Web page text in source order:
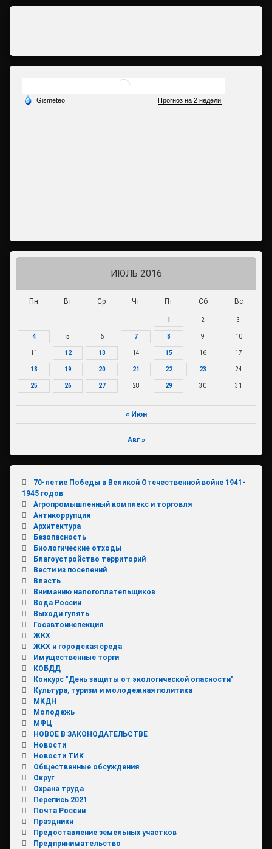
ИЮЛЬ 2016
Пн Вт Ср Чт Пт Сб Вс
1 2 3
4 5 6 7 8 9 10
11 12 13 14 15 16 17
18 19 20 21 22 23 24
25 26 27 28 29 30 31
« Июн
Авг »
70-летие Победы в Великой Отечественной войне 1941-
1945 годов
Агропромышленный комплекс и торговля
Антикоррупция
Архитектура
Безопасность
Биологические отходы
Благоустройство территорий
Вести из поселений
Власть
Вниманию налогоплательщиков
Вода России
Выходи гулять
Госавтоинспекция
ЖКХ
ЖКХ и городская среда
Имущественные торги
КОБДД
Конкурс "День защиты от экологической опасности"
Культура, туризм и молодежная политика
МКДН
Молодежь
МФЦ
НОВОЕ В ЗАКОНОДАТЕЛЬСТВЕ
Новости
Новости ТИК
Общественные обсуждения
Округ
Охрана труда
Перепись 2021
Почта России
Праздники
Предоставление земельных участков
Предпринимательство